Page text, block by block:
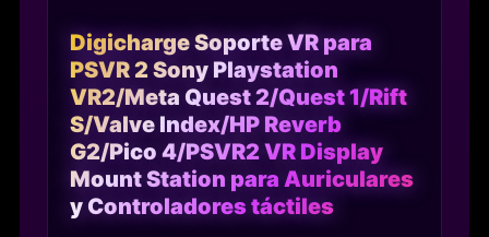
Digicharge Soporte VR para
PSVR 2 Sony Playstation
VR2/Meta Quest 2/Quest 1/Rift
S/Valve Index/HP Reverb
G2/Pico 4/PSVR2 VR Display
Mount Station para Auriculares
y Controladores táctiles